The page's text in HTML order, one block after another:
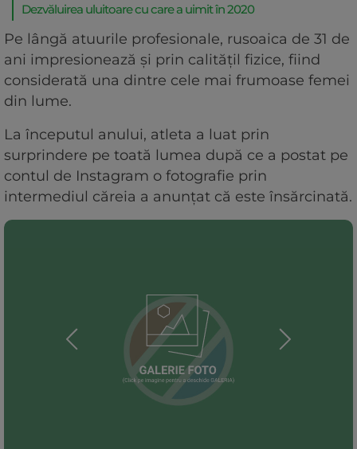
Dezvăluirea uluitoare cu care a uimit în 2020
Pe lângă atuurile profesionale, rusoaica de 31 de
ani impresionează și prin calitățil fizice, fiind
considerată una dintre cele mai frumoase femei
din lume.
La începutul anului, atleta a luat prin
surprindere pe toată lumea după ce a postat pe
contul de Instagram o fotografie prin
intermediul căreia a anunțat că este însărcinată.